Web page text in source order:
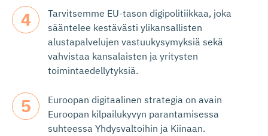
Tarvitsemme EU-tason digipolitiikkaa, joka
sääntelee kestävästi ylikansallisten
alustapalvelujen vastuukysymyksiä sekä
vahvistaa kansalaisten ja yritysten
toimintaedellytyksiä.
Euroopan digitaalinen strategia on avain
Euroopan kilpailukyvyn parantamisessa
suhteessa Yhdysvaltoihin ja Kiinaan.